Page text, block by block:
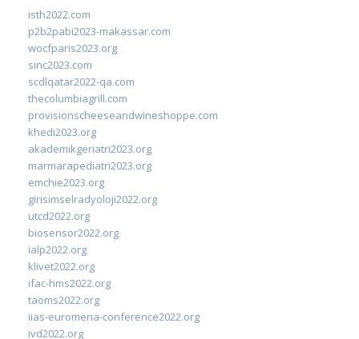
isth2022.com
p2b2pabi2023-makassar.com
wocfparis2023.org
sinc2023.com
scdlqatar2022-qa.com
thecolumbiagrill.com
provisionscheeseandwineshoppe.com
khedi2023.org
akademikgeriatri2023.org
marmarapediatri2023.org
emchie2023.org
girisimselradyoloji2022.org
utcd2022.org
biosensor2022.org
ialp2022.org
klivet2022.org
ifac-hms2022.org
taoms2022.org
iias-euromena-conference2022.org
ivd2022.org